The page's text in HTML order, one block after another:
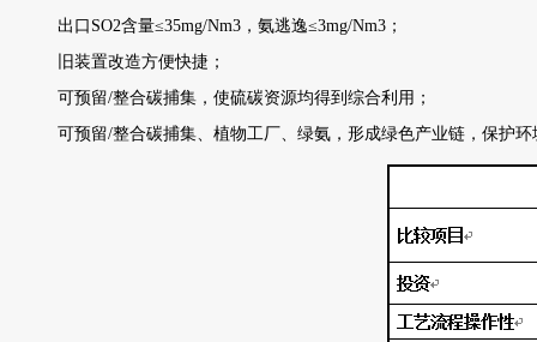
出口SO2含量≤35mg/Nm3，氨逃逸≤3mg/Nm3；
旧装置改造方便快捷；
可预留/整合碳捕集，使硫碳资源均得到综合利用；
可预留/整合碳捕集、植物工厂、绿氨，形成绿色产业链，保护环